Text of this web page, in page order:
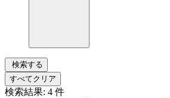
検索する
すべてクリア
検索結果: 4 件